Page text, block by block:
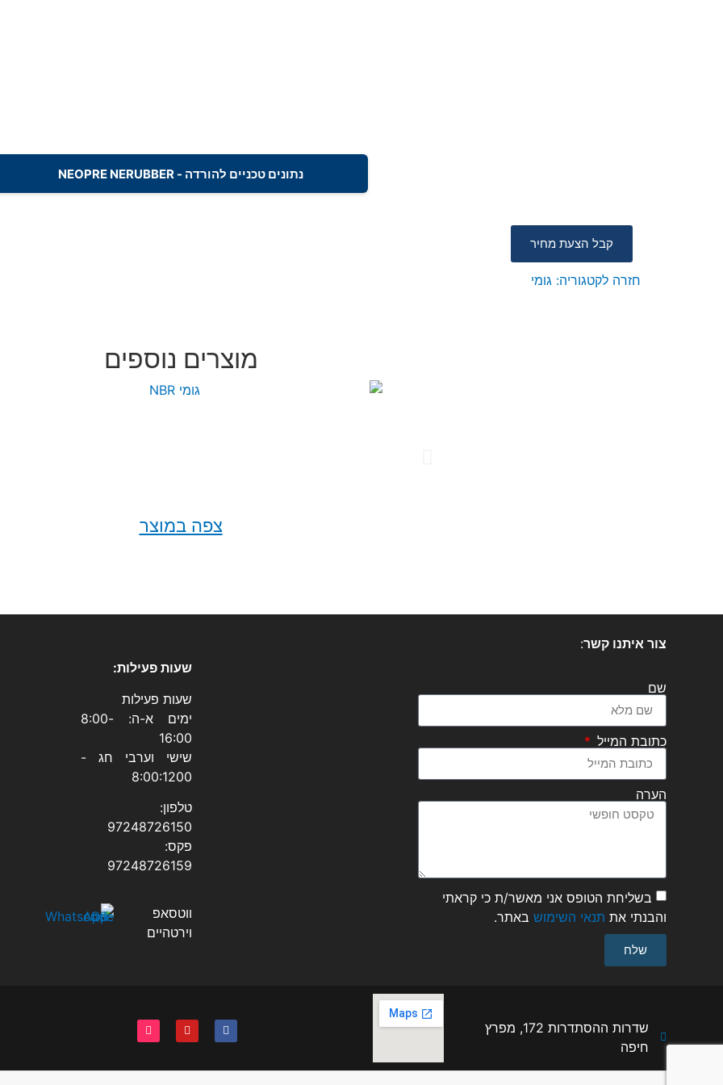
נתונים טכניים להורדה - NEOPRE NERUBBER
קבל הצעת מחיר
חזרה לקטגוריה: גומי
מוצרים נוספים
צפה במוצר
צור איתנו קשר:
שם
כתובת המייל
הערה
בשליחת הטופס אני מאשר/ת כי קראתי
והבנתי את תנאי השימוש באתר.
שלח
שעות פעילות:
שעות פעילות
ימים א-ה: 8:00-
16:00
שישי וערבי חג -
8:00:1200
טלפון:
97248726150
פקס:
97248726159
ווטסאפ
וירטהיים
שדרות ההסתדרות 172, מפרץ
חיפה